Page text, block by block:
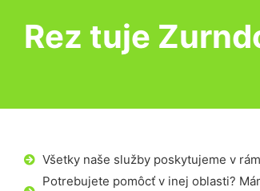
Rez tuje
Všetky naše služby poskytujeme v
Potrebujete pomôcť v inej oblasti?